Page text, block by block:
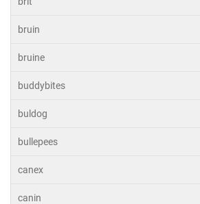
bruin
bruine
buddybites
buldog
bullepees
canex
canin